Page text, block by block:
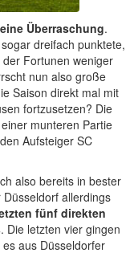
Überraschung.
dreifach punktete,
Fortunen weniger
nun also große
Saison direkt mal mit
fortzusetzen? Die
munteren Partie
Aufsteiger SC
also bereits in bester
allerdings
fünf direkten
. Die letzten vier gingen
aus Düsseldorfer